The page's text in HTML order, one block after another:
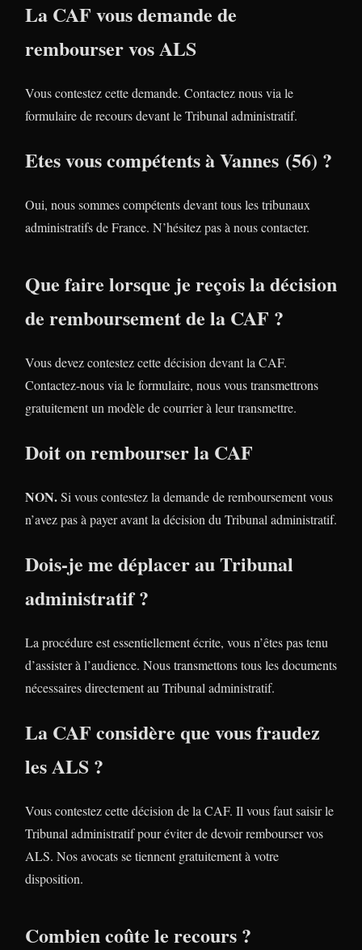
La CAF vous demande de
rembourser vos ALS
Vous contestez cette demande. Contactez nous via le
formulaire de recours devant le Tribunal administratif.
Etes vous compétents à Vannes (56) ?
Oui, nous sommes compétents devant tous les tribunaux
administratifs de France. N’hésitez pas à nous contacter.
Que faire lorsque je reçois la décision
de remboursement de la CAF ?
Vous devez contestez cette décision devant la CAF.
Contactez-nous via le formulaire, nous vous transmettrons
gratuitement un modèle de courrier à leur transmettre.
Doit on rembourser la CAF
NON.Si vous contestez la demande de remboursement vous
n’avez pas à payer avant la décision du Tribunal administratif.
Dois-je me déplacer au Tribunal
administratif ?
La procédure est essentiellement écrite, vous n’êtes pas tenu
d’assister à l’audience. Nous transmettons tous les documents
nécessaires directement au Tribunal administratif.
La CAF considère que vous fraudez
les ALS ?
Vous contestez cette décision de la CAF. Il vous faut saisir le
Tribunal administratif pour éviter de devoir rembourser vos
ALS. Nos avocats se tiennent gratuitement à votre
disposition.
Combien coûte le recours ?